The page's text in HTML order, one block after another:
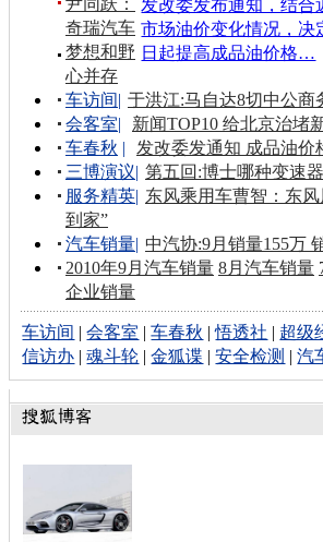
发改委发布通知，结合
市场油价变化情况，决
日起提高成品油价格…
尹同跃：
奇瑞汽车
梦想和野
心并存
车访间| 于洪江:马自达8切中公商
会客室|
新闻TOP10 给北京治堵
车春秋 |
发改委发通知 成品油价
三博演议| 第五回:博士哪种变速
服务精英| 东风乘用车曹智：东
到家”
汽车销量| 中汽协:9月销量155万
2010年9月汽车销量 8月汽车销量
企业销量
车访间 |会客室 |车春秋 |悟透社 | 超级
信访办 |魂斗轮 |金狐谍 |安全检测 |汽